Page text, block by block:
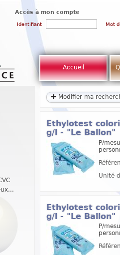
Accès à mon compte
Identifiant Mot
Accueil
Modifier ma
Ethylotest
g/l - "Le Ballon"
P/
Unité
Ethylotest
g/l - "Le Ballon"
P/